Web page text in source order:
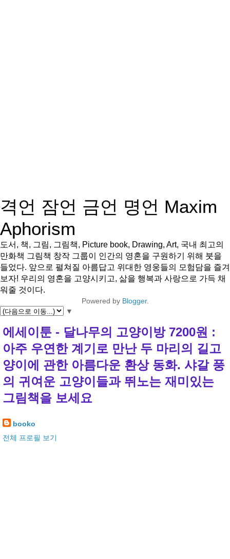
격언 잠언 금언 명언 Maxim
Aphorism
도서, 책, 그림, 그림책, Picture book, Drawing, Art, 국내 최고의
만화책 그림책 창작 그룹이 인간의 영혼을 구원하기 위해 붓을
들었다. 앞으로 펼쳐질 아름답고 위대한 영웅들의 모험담을 즐겨
보자! 우리의 영혼을 고양시키고, 삶을 행복과 사랑으로 가득 채
워줄 것이다.
Powered by Blogger.
▼
에세이툰 - 달나무의 고양이방 7200원 :
아주 우연한 계기로 만난 두 마리의 길고
양이에 관한 아름다운 환상 동화. 샤갈 풍
의 귀여운 고양이들과 뛰노는 재미있는
그림책을 보세요
booko
전체 프로필 보기